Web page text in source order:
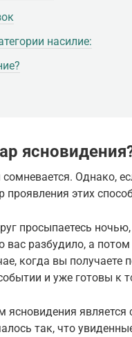
насилие:
сомневается. Однако,
этих
просыпаетесь
вас разбудило, а
когда вы
и уже готовы к
ясновидения
так, что